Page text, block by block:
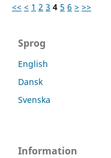
<< < 1 2 3 4 5 6 > >>
Sprog
English
Dansk
Svenska
Information